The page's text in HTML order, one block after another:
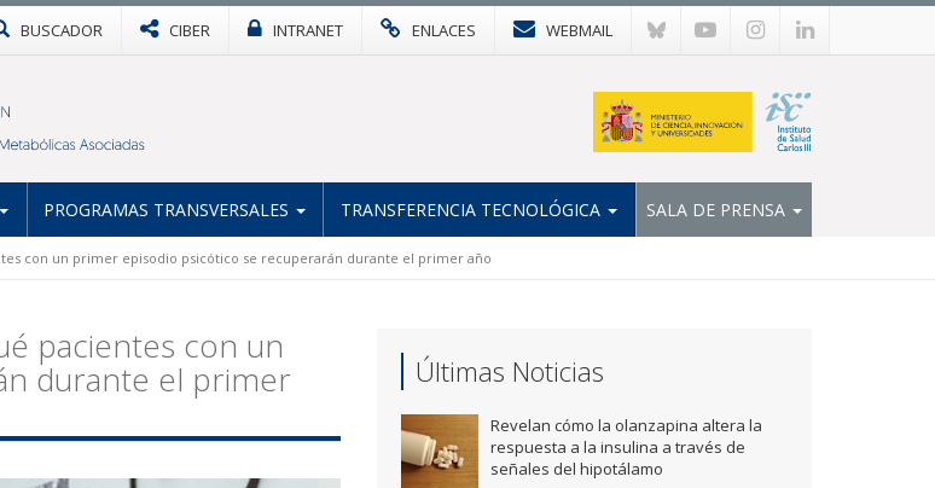
BUSCADOR CIBER INTRANET ENLACES WEBMAIL
PROGRAMAS TRANSVERSALES TRANSFERENCIA TECNOLÓGICA SALA DE PRENSA
con un primer episodio psicótico se recuperarán durante el primer año
pacientes con un
durante el primer Últimas Noticias
Revelan cómo la olanzapina altera la
respuesta a la insulina a través de
señales del hipotálamo